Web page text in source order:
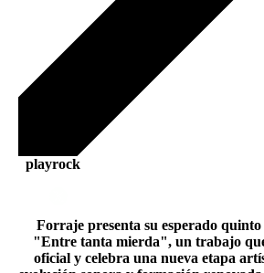
playrock
Forraje presenta su esperado
"Entre tanta mierda", un trabajo
oficial y celebra una nueva etapa